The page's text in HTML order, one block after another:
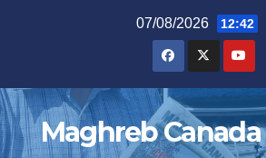
07/08/2026 12:42
Maghreb Canada